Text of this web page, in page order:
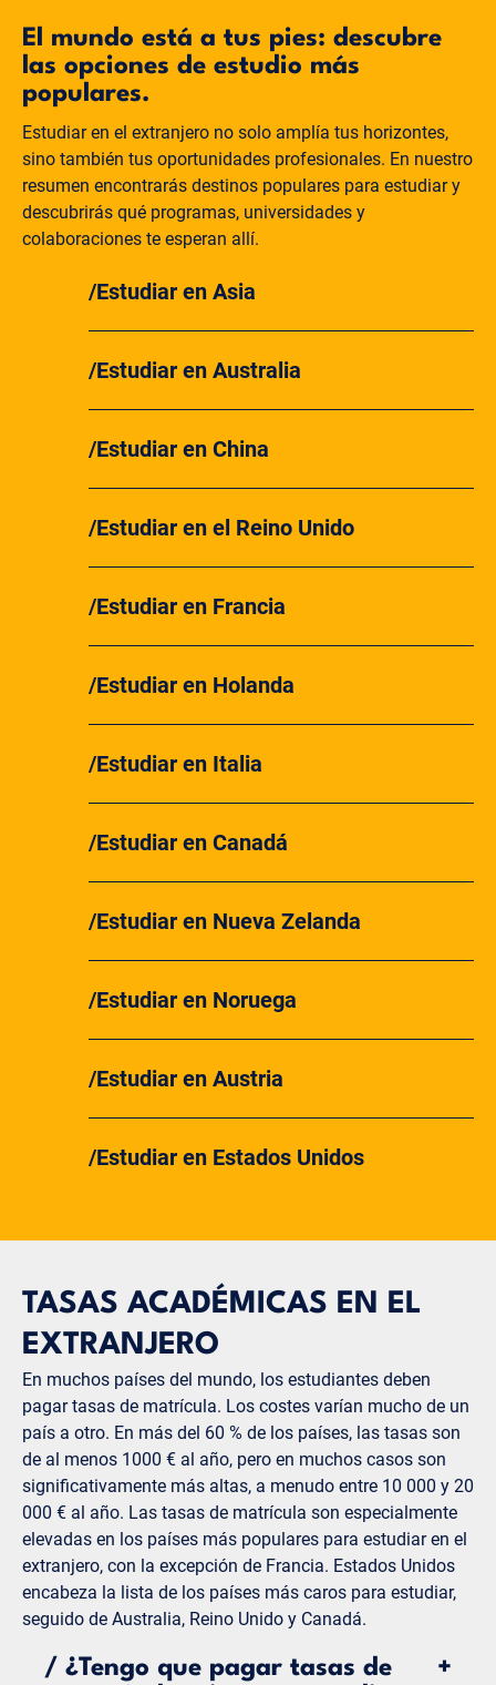
El mundo está a tus pies: descubre
las opciones de estudio más
populares.
Estudiar en el extranjero no solo amplía tus horizontes,
sino también tus oportunidades profesionales. En nuestro
resumen encontrarás destinos populares para estudiar y
descubrirás qué programas, universidades y
colaboraciones te esperan allí.
Estudiar en Asia
Estudiar en Australia
Estudiar en China
Estudiar en el Reino Unido
Estudiar en Francia
Estudiar en Holanda
Estudiar en Italia
Estudiar en Canadá
Estudiar en Nueva Zelanda
Estudiar en Noruega
Estudiar en Austria
Estudiar en Estados Unidos
TASAS ACADÉMICAS EN EL
EXTRANJERO
En muchos países del mundo, los estudiantes deben
pagar tasas de matrícula. Los costes varían mucho de un
país a otro. En más del 60 % de los países, las tasas son
de al menos 1000 € al año, pero en muchos casos son
significativamente más altas, a menudo entre 10 000 y 20
000 € al año. Las tasas de matrícula son especialmente
elevadas en los países más populares para estudiar en el
extranjero, con la excepción de Francia. Estados Unidos
encabeza la lista de los países más caros para estudiar,
seguido de Australia, Reino Unido y Canadá.
/ ¿Tengo que pagar tasas de
+